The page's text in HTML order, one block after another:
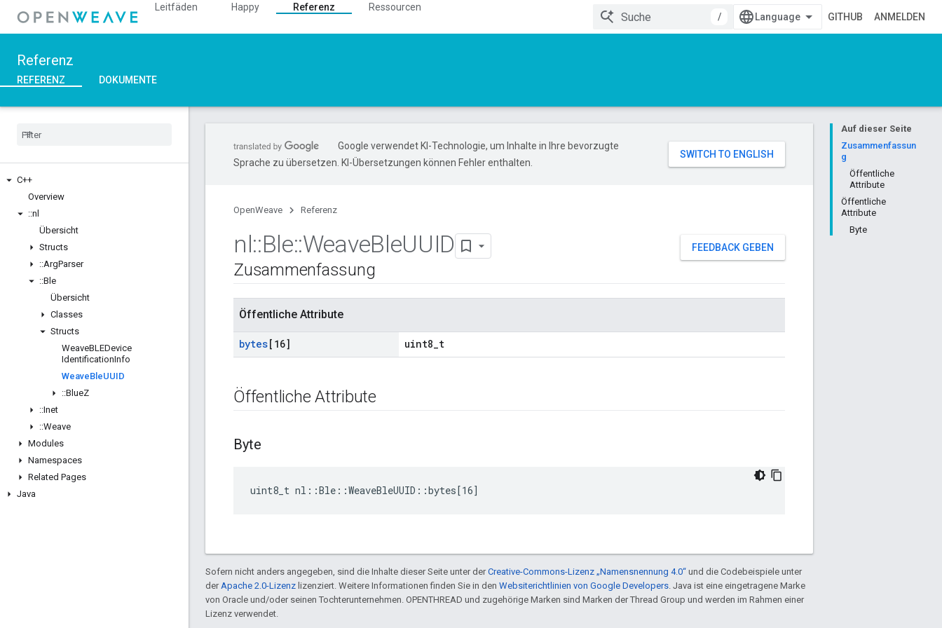
Leitfäden Happy Referenz
Ressourcen
/
GITHUB ANMELDEN
Referenz
REFERENZ DOKUMENTE
C++
Overview
::nl
Übersicht
Structs
::ArgParser
::Ble
Übersicht
Classes
Structs
WeaveBLEDevice
IdentificationInfo
WeaveBleUUID
::BlueZ
::Inet
::Weave
Modules
Namespaces
Related Pages
Java
Auf dieser Seite
Zusammenfassun
g
Öffentliche
Attribute
Öffentliche
Attribute
Byte
Google verwendet KI-Technologie, um Inhalte in Ihre bevorzugte
Sprache zu übersetzen. KI-Übersetzungen können Fehler enthalten.
OpenWeave Referenz
FEEDBACK GEBEN
nl::Ble::WeaveBleUUID
Zusammenfassung
Öffentliche Attribute
bytes[16] uint8_t
Öffentliche Attribute
Byte
uint8_t nl::Ble::WeaveBleUUID::bytes[16]
Sofern nicht anders angegeben, sind die Inhalte dieser Seite unter derCreative-Commons-Lizenz „Namensnennung 4.0“ und die Codebeispiele unter
derApache 2.0-Lizenz lizenziert. Weitere Informationen finden Sie in den Websiterichtlinien von Google Developers. Java ist eine eingetragene Marke
von Oracle und/oder seinen Tochterunternehmen. OPENTHREAD und zugehörige Marken sind Marken der Thread Group und werden im Rahmen einer
Lizenz verwendet.